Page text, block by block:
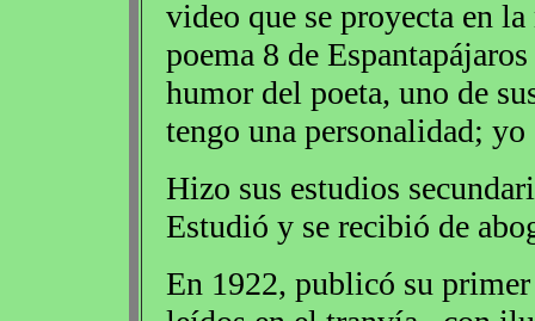
video que se proyecta en
poema 8 de
humor del poeta, uno de
tengo una personalidad;
Hizo sus estudios
Estudió y se recibió de
En 1922, publicó su